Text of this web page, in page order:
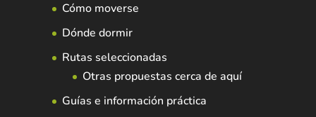
Cómo moverse
Dónde dormir
Rutas seleccionadas
Otras propuestas cerca de aquí
Guías e información práctica